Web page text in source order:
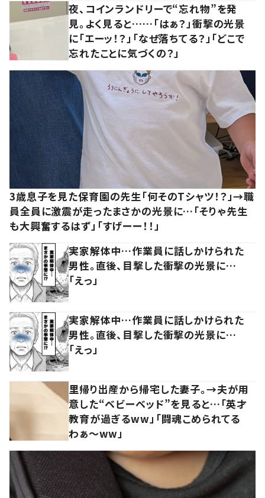
夜、コインランドリーで“忘れ物”を発
見。よく見ると……「はぁ？」衝撃の光景
に「エーッ！？」「なぜ落ちてる？」「どこで
忘れたことに気づくの？」
3歳息子を見た保育園の先生「何そのTシャツ！？」→職
員全員に激震が走ったまさかの光景に…「そりゃ先生
も大興奮するはず」「すげーー！！」
実家解体中…作業員に話しかけられた
男性。直後、目撃した衝撃の光景に…
「えっ」
実家解体中…作業員に話しかけられた
男性。直後、目撃した衝撃の光景に…
「えっ」
里帰り出産から帰宅した妻子。→夫が用
意した“ベビーベッド”を見ると…「英才
教育が過ぎるww」「闘魂こめられてる
わぁ～ww」